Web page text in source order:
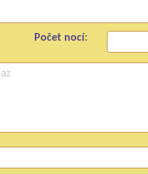
Počet nocí: